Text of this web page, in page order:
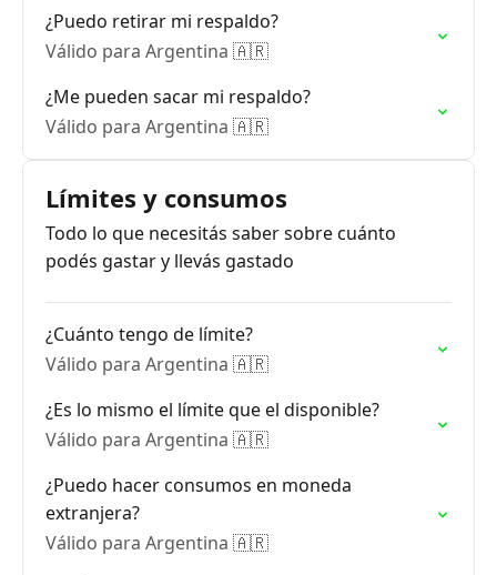
¿Puedo retirar mi respaldo?
Válido para Argentina 🇦🇷
¿Me pueden sacar mi respaldo?
Válido para Argentina 🇦🇷
Límites y consumos
Todo lo que necesitás saber sobre cuánto
podés gastar y llevás gastado
¿Cuánto tengo de límite?
Válido para Argentina 🇦🇷
¿Es lo mismo el límite que el disponible?
Válido para Argentina 🇦🇷
¿Puedo hacer consumos en moneda
extranjera?
Válido para Argentina 🇦🇷